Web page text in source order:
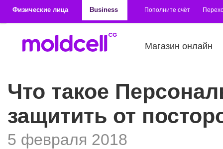
Физические лица
Business Пополните счёт
Магазин онлайн
Что такое
защитить от
5 февраля 2018